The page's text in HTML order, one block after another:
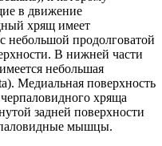
в движение
хрящ имеет
небольшой продолговатой
В нижней части
небольшая
Медиальная поверхность
хряща
задней поверхности
мышцы.